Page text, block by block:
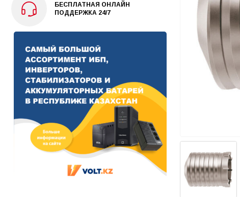
БЕСПЛАТНАЯ ОНЛАЙН
ПОДДЕРЖКА 24/7